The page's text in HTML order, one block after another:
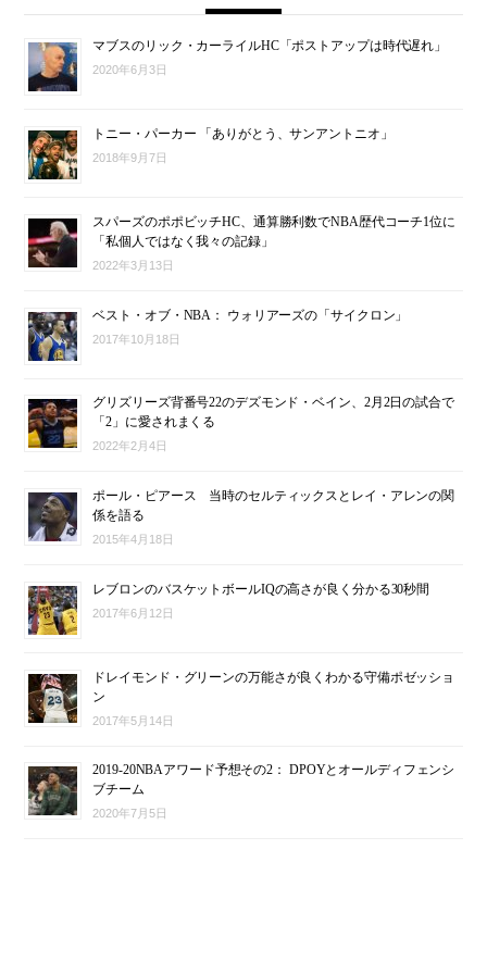
マブスのリック・カーライルHC「ポストアップは時代遅れ」
2020年6月3日
トニー・パーカー 「ありがとう、サンアントニオ」
2018年9月7日
スパーズのポポビッチHC、通算勝利数でNBA歴代コーチ1位に
「私個人ではなく我々の記録」
2022年3月13日
ベスト・オブ・NBA： ウォリアーズの「サイクロン」
2017年10月18日
グリズリーズ背番号22のデズモンド・ベイン、2月2日の試合で
「2」に愛されまくる
2022年2月4日
ポール・ピアース 当時のセルティックスとレイ・アレンの関
係を語る
2015年4月18日
レブロンのバスケットボールIQの高さが良く分かる30秒間
2017年6月12日
ドレイモンド・グリーンの万能さが良くわかる守備ポゼッショ
ン
2017年5月14日
2019-20NBAアワード予想その2： DPOYとオールディフェンシ
ブチーム
2020年7月5日